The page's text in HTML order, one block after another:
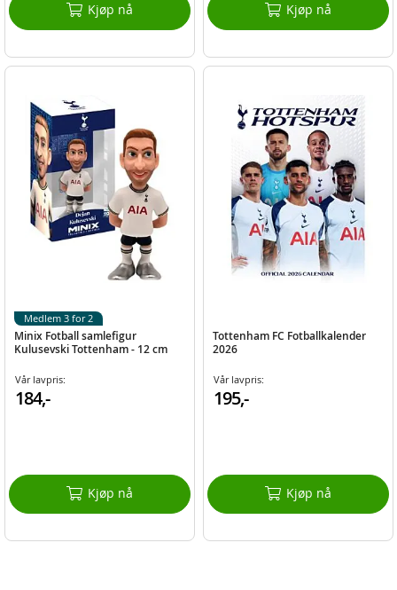
Kjøp nå Kjøp nå
Minix Fotball samlefigur
Kulusevski Tottenham - 12 cm
Vår lavpris:
184,-
Kjøp nå
Medlem 3 for 2
Tottenham FC Fotballkalender
2026
Vår lavpris:
195,-
Kjøp nå